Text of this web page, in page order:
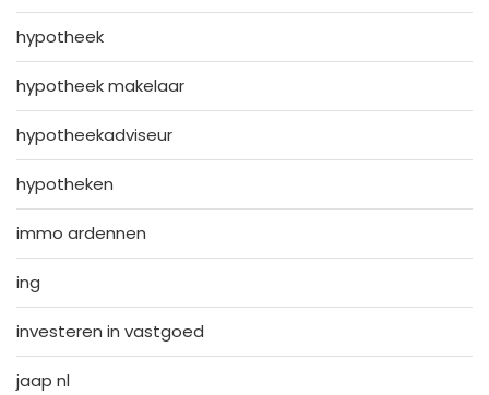
hypotheek
hypotheek makelaar
hypotheekadviseur
hypotheken
immo ardennen
ing
investeren in vastgoed
jaap nl